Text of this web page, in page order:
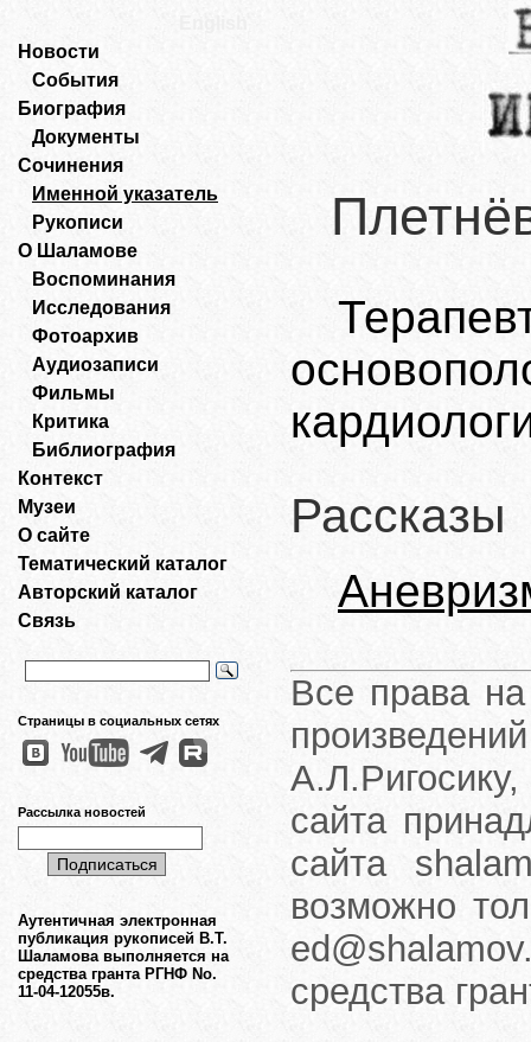
Новости
События
Биография
Документы
Сочинения
Именной указатель
Рукописи
О Шаламове
Воспоминания
Исследования
Фотоархив
Аудиозаписи
Фильмы
Критика
Библиография
Контекст
Музеи
О сайте
Тематический каталог
Авторский каталог
Связь
Страницы в социальных сетях
Рассылка новостей
Аутентичная электронная
публикация рукописей В.Т.
Шаламова выполняется на
средства гранта РГНФ No.
11-04-12055в.
Рассказы
Все права на
сайта
сайта
возможно
средства